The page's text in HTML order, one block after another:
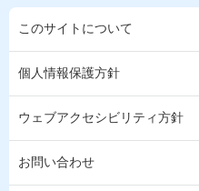
このサイトについて
個人情報保護方針
ウェブアクセシビリティ方針
お問い合わせ